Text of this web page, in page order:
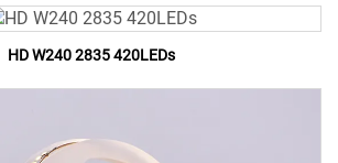
HD W240 2835 420LEDs